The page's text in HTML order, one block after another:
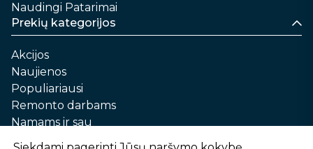
Naudingi Patarimai
Prekių kategorijos
Akcijos
Naujienos
Populiariausi
Remonto darbams
Namams ir sau
Automobilių priežiūrai